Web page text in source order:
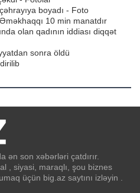
boyadı - Foto
10 min manatdır
olan qadının iddiası diqqət
sonra öldü
ən son xəbərləri çatdırır.
, siyasi, maraqlı, şou biznes
üçün big.az saytını izləyin .